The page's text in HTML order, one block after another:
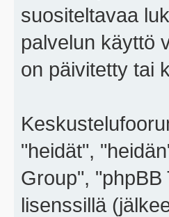
suositeltavaa
palvelun käyttö
on päivitetty tai
"heidät",
Group",
lisenssillä